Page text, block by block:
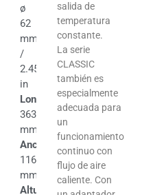
ø
62
mm
/
2.45
in
Longitud
363
mm
Ancho
116
mm
Altura
salida de
temperatura
constante.
La serie
CLASSIC
también es
especialmente
adecuada para
un
funcionamiento
continuo con
flujo de aire
caliente. Con